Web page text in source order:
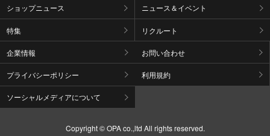
ショップニュース ニュース＆イベント
特集 リクルート
企業情報 お問い合わせ
プライバシーポリシー 利用規約
ソーシャルメディアについて
Copyright © OPA co.,ltd All rights reserved.